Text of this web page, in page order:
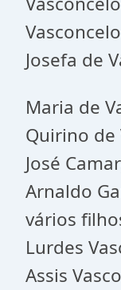
Josefa de
Maria de
Quirino de
José
Arnaldo
vários
Lurdes
Assis